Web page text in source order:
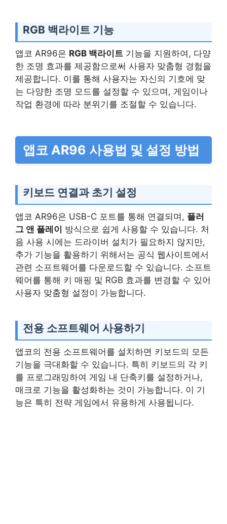
RGB 백라이트 기능
앱코 AR96은 RGB 백라이트 기능을 지원하여, 다양
한 조명 효과를 제공함으로써 사용자 맞춤형 경험을
제공합니다. 이를 통해 사용자는 자신의 기호에 맞
는 다양한 조명 모드를 설정할 수 있으며, 게임이나
작업 환경에 따라 분위기를 조절할 수 있습니다.
앱코 AR96 사용법 및 설정 방법
키보드 연결과 초기 설정
앱코 AR96은 USB-C 포트를 통해 연결되며, 플러
그 앤 플레이 방식으로 쉽게 사용할 수 있습니다. 처
음 사용 시에는 드라이버 설치가 필요하지 않지만,
추가 기능을 활용하기 위해서는 공식 웹사이트에서
관련 소프트웨어를 다운로드할 수 있습니다. 소프트
웨어를 통해 키 매핑 및 RGB 효과를 변경할 수 있어
사용자 맞춤형 설정이 가능합니다.
전용 소프트웨어 사용하기
앱코의 전용 소프트웨어를 설치하면 키보드의 모든
기능을 극대화할 수 있습니다. 특히 키보드의 각 키
를 프로그래밍하여 게임 내 단축키를 설정하거나,
매크로 기능을 활성화하는 것이 가능합니다. 이 기
능은 특히 전략 게임에서 유용하게 사용됩니다.